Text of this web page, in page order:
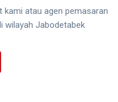
kami atau agen pemasaran
wilayah Jabodetabek